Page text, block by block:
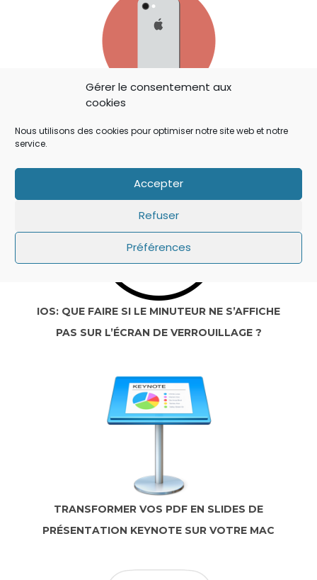
Gérer le consentement aux
cookies
Nous utilisons des cookies pour optimiser notre site web et notre
service.
Accepter
Refuser
Préférences
SECRET QUI A ÉCHAPPÉ À TOUT LE MONDE !
IOS: QUE FAIRE SI LE MINUTEUR NE S’AFFICHE
PAS SUR L’ÉCRAN DE VERROUILLAGE ?
TRANSFORMER VOS PDF EN SLIDES DE
PRÉSENTATION KEYNOTE SUR VOTRE MAC